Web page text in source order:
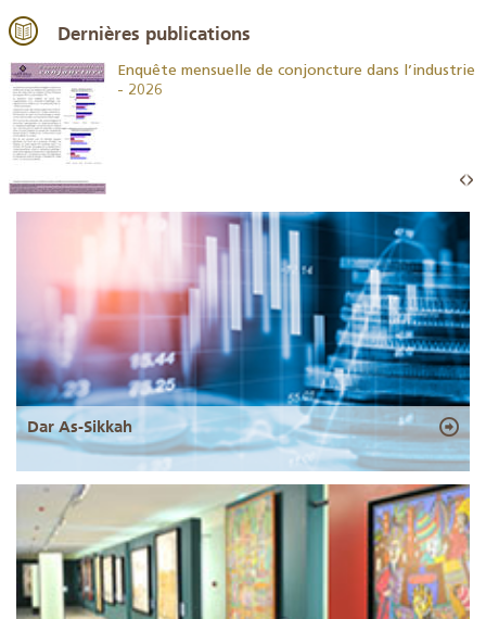
Dernières publications
Enquête mensuelle de conjoncture dans l’industrie
- 2026
Dar As-Sikkah